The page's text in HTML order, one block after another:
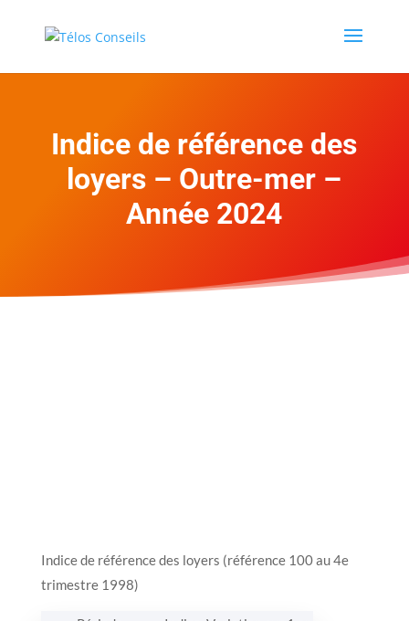
Indice de référence des
loyers – Outre-mer –
Année 2024
Indice de référence des loyers (référence 100 au 4e
trimestre 1998)